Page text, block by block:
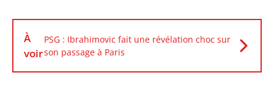
À
voir
PSG : Ibrahimovic fait une révélation choc sur
son passage à Paris